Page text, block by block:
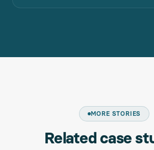
MORE STORIES
Related case